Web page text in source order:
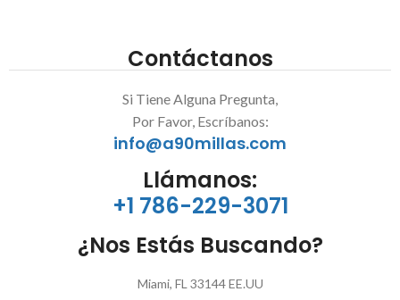
Contáctanos
Si Tiene Alguna Pregunta,
Por Favor, Escríbanos:
info@a90millas.com
Llámanos:
+1 786-229-3071
¿Nos Estás Buscando?
Miami, FL 33144 EE.UU